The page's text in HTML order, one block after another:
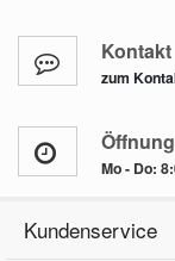
Kontakt
zum
Mo - Do:
Kundenservice